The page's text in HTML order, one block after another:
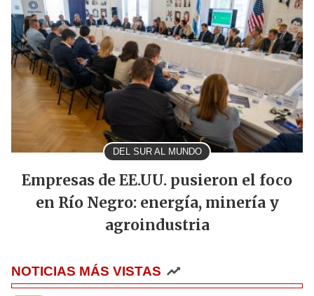
DEL SUR AL MUNDO
Empresas de EE.UU. pusieron el foco
en Río Negro: energía, minería y
agroindustria
NOTICIAS MÁS VISTAS